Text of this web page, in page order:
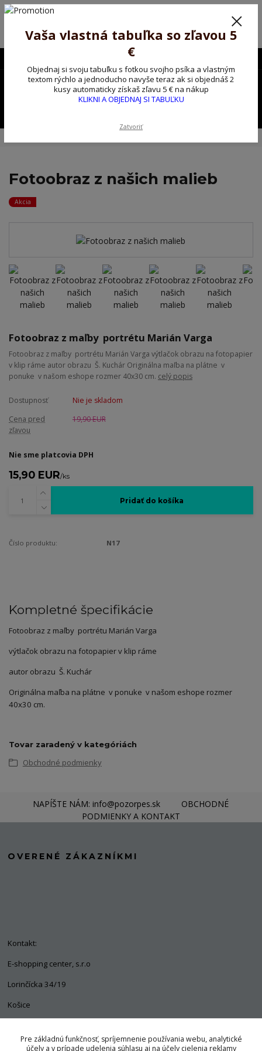
Poprosíme ctených zákazníkov o trpezlivosť, v tomto období máme
Preto sme Vám pripravili malý darček ako ospravedlnenie.
!!! ZĽAVA 5€ na PRVÚ objednávku nad 30€ s kódom pozorpes5 !!!
0,00 EUR
Fotoobraz z našich malieb
Akcia
Fotoobraz z maľby portrétu Marián Varga
Fotoobraz z maľby portrétu Marián Varga výtlačok obrazu na fotopapier
v klip ráme autor obrazu Š. Kuchár Originálna maľba na plátne v
ponuke v našom eshope rozmer 40x30 cm. celý popis
Dostupnosť
Nie je skladom
Cena pred
zľavou
19,90 EUR
Nie sme platcovia DPH
15,90 EUR/ks
Pridať do košíka
Číslo produktu: N17
Kompletné špecifikácie
Fotoobraz z maľby portrétu Marián Varga
výtlačok obrazu na fotopapier v klip ráme
autor obrazu Š. Kuchár
Originálna maľba na plátne v ponuke v našom eshope rozmer
40x30 cm.
Tovar zaradený v kategóriách
Obchodné podmienky
NAPÍŠTE NÁM: info@pozorpes.sk
OBCHODNÉ
PODMIENKY A KONTAKT
OVERENÉ ZÁKAZNÍKMI
Kontakt:
E-shopping center, s.r.o
Lorinčícka 34/19
Košice
+421 903 563 637
Vaša vlastná tabuľka so zľavou 5
€
Objednaj si svoju tabuľku s fotkou svojho psíka a vlastným
textom rýchlo a jednoducho navyše teraz ak si objednáš 2
kusy automaticky získaš zľavu 5 € na nákup
KLIKNI A OBJEDNAJ SI TABUĽKU
Zatvoriť
Pre základnú funkčnosť, spríjemnenie používania webu, analytické
účely a v prípade udelenia súhlasu aj na účely cielenia reklamy